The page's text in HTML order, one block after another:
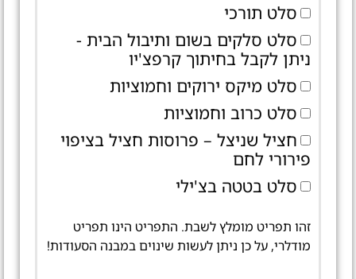
סלט תורכי
סלט סלקים בשום ותיבול הבית -
ניתן לקבל בחיתוך קרפצ'יו
סלט מיקס ירוקים וחמוציות
סלט כרוב וחמוציות
חציל שניצל – פרוסות חציל בציפוי
פירורי לחם
סלט בטטה בצ'ילי
זהו תפריט מומלץ לשבת. התפריט הינו תפריט
מודלרי, על כן ניתן לעשות שינוים במבנה הסעודות!